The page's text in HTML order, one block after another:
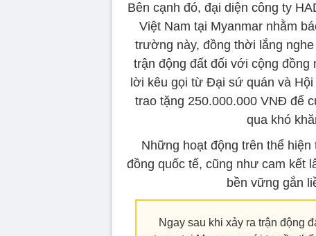
Bên cạnh đó, đại diện công ty
Việt Nam tại Myanmar nhằm
trường này, đồng thời lắng
trận động đất đối với cộng
lời kêu gọi từ Đại sứ quán và
trao tặng 250.000.000 VNĐ để
qua khó
Những hoạt động trên thể
đồng quốc tế, cũng như cam kết
bền vững gắn
Ngay sau khi xảy ra trận động